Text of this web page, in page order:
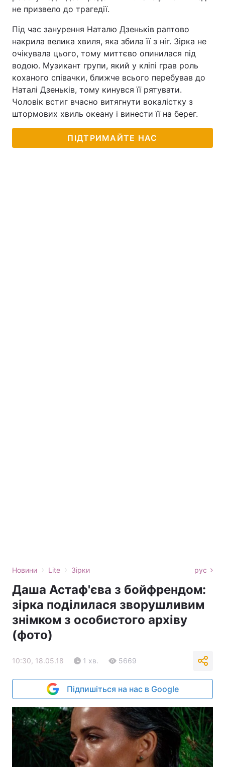
не призвело до трагедії.
Під час занурення Наталю Дзеньків раптово
накрила велика хвиля, яка збила її з ніг. Зірка не
очікувала цього, тому миттєво опинилася під
водою. Музикант групи, який у кліпі грав роль
коханого співачки, ближче всього перебував до
Наталі Дзеньків, тому кинувся її рятувати.
Чоловік встиг вчасно витягнути вокалістку з
штормових хвиль океану і винести її на берег.
ПІДТРИМАЙТЕ НАС
Новини › Lite › Зірки рус
Даша Астаф'єва з бойфрендом:
зірка поділилася зворушливим
знімком з особистого архіву
(фото)
10:30, 18.05.18 1 хв. 5669
Підпишіться на нас в Google